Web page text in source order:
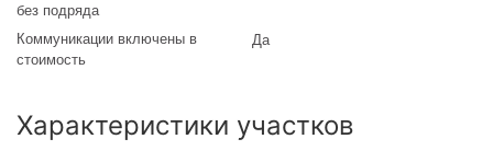
без подряда
Коммуникации включены в
стоимость
Да
Характеристики участков